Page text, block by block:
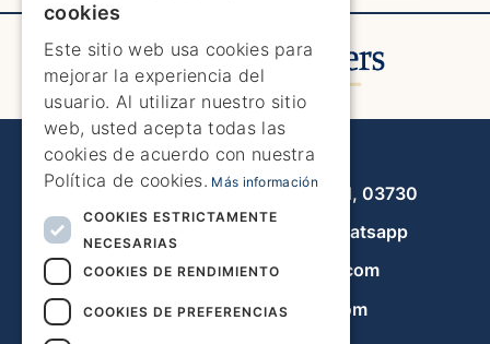
Javea Home Finders
Avenida de la Libertad 19, local 11, 03730
Whatsapp
info@javeahomefinders.com
es.javeahomefinders.com
SPANISH
GERMAN
FRENCH
cookies
Este sitio web usa cookies para
mejorar la experiencia del
usuario. Al utilizar nuestro sitio
web, usted acepta todas las
cookies de acuerdo con nuestra
Política de cookies. Más información
COOKIES ESTRICTAMENTE
NECESARIAS
COOKIES DE RENDIMIENTO
COOKIES DE PREFERENCIAS